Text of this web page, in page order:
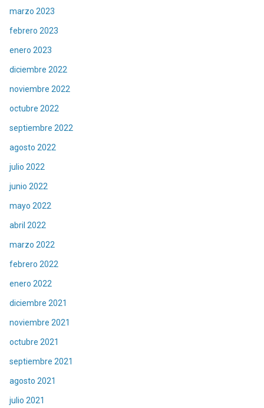
marzo 2023
febrero 2023
enero 2023
diciembre 2022
noviembre 2022
octubre 2022
septiembre 2022
agosto 2022
julio 2022
junio 2022
mayo 2022
abril 2022
marzo 2022
febrero 2022
enero 2022
diciembre 2021
noviembre 2021
octubre 2021
septiembre 2021
agosto 2021
julio 2021